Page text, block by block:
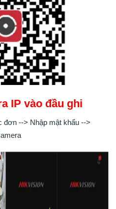
IP vào đầu ghi
đơn --> Nhập mật khẩu -->